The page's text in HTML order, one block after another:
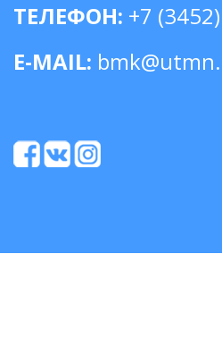
ТЕЛЕФОН: +7
E-MAIL: